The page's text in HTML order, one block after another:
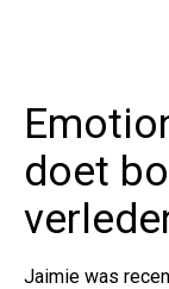
doet
Jaimie was